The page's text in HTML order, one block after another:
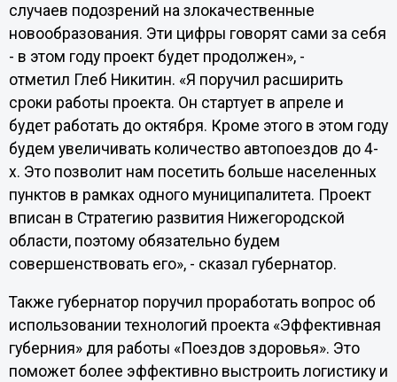
случаев подозрений на злокачественные
новообразования. Эти цифры говорят сами за себя
- в этом году проект будет продолжен», -
отметил Глеб Никитин. «Я поручил расширить
сроки работы проекта. Он стартует в апреле и
будет работать до октября. Кроме этого в этом году
будем увеличивать количество автопоездов до 4-
х. Это позволит нам посетить больше населенных
пунктов в рамках одного муниципалитета. Проект
вписан в Стратегию развития Нижегородской
области, поэтому обязательно будем
совершенствовать его», - сказал губернатор.
Также губернатор поручил проработать вопрос об
использовании технологий проекта «Эффективная
губерния» для работы «Поездов здоровья». Это
поможет более эффективно выстроить логистику и